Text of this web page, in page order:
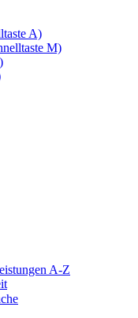
A)
M)
A-Z